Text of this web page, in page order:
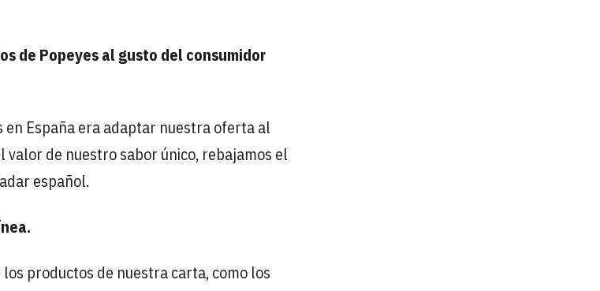
de Popeyes al gusto del consumidor
España era adaptar nuestra oferta al
de nuestro sabor único, rebajamos el
español.
productos de nuestra carta, como los